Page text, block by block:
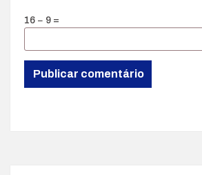
16 − 9 =